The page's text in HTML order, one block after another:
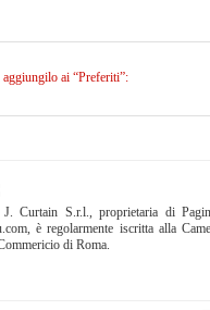
ai “Preferiti”:
Curtain S.r.l., proprietaria di
è regolarmente iscritta alla
di Roma.